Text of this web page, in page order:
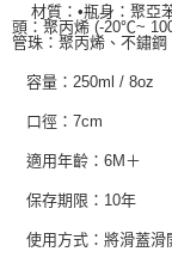
材質：•瓶身：聚亞
頭：聚丙烯 (-20℃~
管珠：聚丙烯、不鏽
容量：250ml / 8oz
口徑：7cm
適用年齡：6M＋
保存期限：10年
使用方式：將滑蓋滑